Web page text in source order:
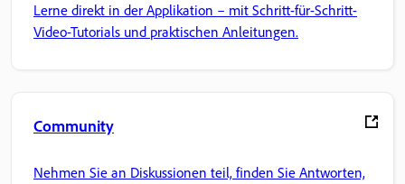
Lerne direkt in der Applikation – mit Schritt-für-Schritt-
Video-Tutorials und praktischen Anleitungen.
Community
Nehmen Sie an Diskussionen teil, finden Sie Antworten,